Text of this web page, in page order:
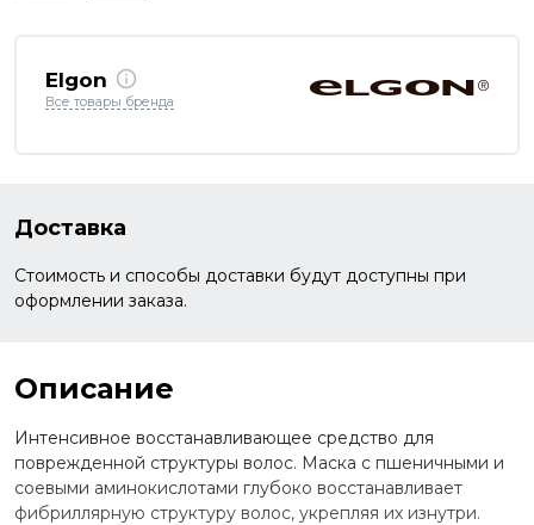
Elgon
Все товары бренда
Доставка
Стоимость и способы доставки будут доступны при
оформлении заказа.
Описание
Интенсивное восстанавливающее средство для
поврежденной структуры волос. Маска с пшеничными и
соевыми аминокислотами глубоко восстанавливает
фибриллярную структуру волос, укрепляя их изнутри.